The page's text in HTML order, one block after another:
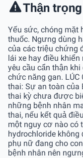
Thận
Yếu sức, chóng mặt
thuốc. Ngưng dùng
của các triệu chứng
lái xe hay điều
yêu cầu cẩn thận
chức năng gan. LÚC
thai: Sự an toàn của
thai kỳ chưa được
những bệnh nhân
thai, nếu kết quả
một nguy cơ nào có
hydrochloride
phụ nữ đang cho
bệnh nhân nên